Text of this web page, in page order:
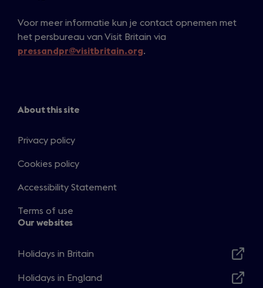
Voor meer informatie kun je contact opnemen met
het persbureau van Visit Britain via
pressandpr@visitbritain.org.
About this site
Privacy policy
Cookies policy
Accessibility Statement
Terms of use
Our websites
Holidays in Britain
in
Holidays in England